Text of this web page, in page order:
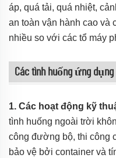
áp, quá tải, quá nhiệt,
an toàn vận hành cao và
nhiều so với các tổ máy
Các tình huống ứng dụng
1. Các hoạt động kỹ
tình huống ngoài trời
công đường bộ, thi công
bảo vệ bởi container và